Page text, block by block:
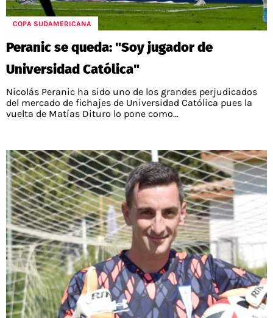
COPA SUDAMERICANA
Peranic se queda: "Soy jugador de
Universidad Católica"
Nicolás Peranic ha sido uno de los grandes perjudicados
del mercado de fichajes de Universidad Católica pues la
vuelta de Matías Dituro lo pone como...